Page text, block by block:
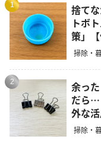
1
捨て
トボ
策」
掃除・
2
余っ
だら…
外な活
掃除・